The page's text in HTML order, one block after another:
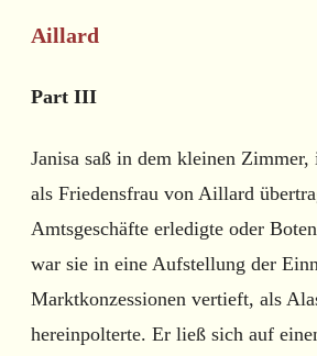
Aillard
Part III
Janisa saß in dem kleinen
als Friedensfrau von Aillard
Amtsgeschäfte erledigte oder
war sie in eine Aufstellung der
Marktkonzessionen vertieft, als
hereinpolterte. Er ließ sich auf